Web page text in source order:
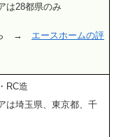
は28都県のみ
ら → エースホームの評
RC造
は埼玉県、東京都、千